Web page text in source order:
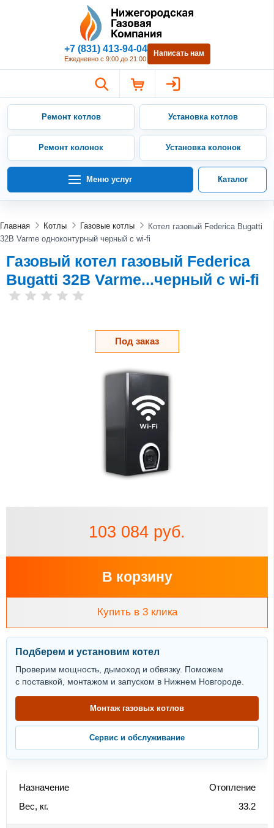
Нижегородская Газовая
+7 (831) 413-94-04
Ежедневно с 9:00 до 21:00
Написать нам
Ремонт котлов Установка котлов
Ремонт колонок Установка колонок
Меню услуг Каталог
Главная Котлы Газовые котлы
Котел газовый Federica Bugatti
32В Varme одноконтурный черный с wi-fi
Газовый котел газовый Federica
Bugatti 32В Varme...черный с wi-fi
Под заказ
103 084 руб.
В корзину
Купить в 3 клика
Подберем и установим котел
Проверим мощность, дымоход и обвязку. Поможем
с поставкой, монтажом и запуском в Нижнем Новгороде.
Монтаж газовых котлов
Сервис и обслуживание
Назначение
Отопление
Вес, кг.
33.2